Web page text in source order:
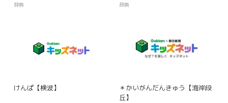
辞典 辞典
けんぱ【検波】
＊かいがんだんきゅう【海岸段
丘】